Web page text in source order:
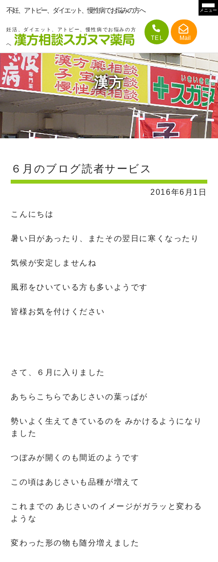
不妊、アトピー、ダイエット、慢性病でお悩みの方へ
妊活、ダイエット、アトピー、慢性病でお悩みの方
へ
メニュー
漢方
６月のブログ読者サービス
2016年6月1日
こんにちは
暑い日があったり、またその翌日に寒くなったり
気候が安定しませんね
風邪をひいている方も多いようです
皆様お気を付けください
さて、６月に入りました
あちらこちらであじさいの葉っぱが
勢いよく生えてきているのを みかけるようになり
ました
つぼみが開くのも間近のようです
この頃はあじさいも品種が増えて
これまでの あじさいのイメージがガラッと変わる
ような
変わった形の物も随分増えました